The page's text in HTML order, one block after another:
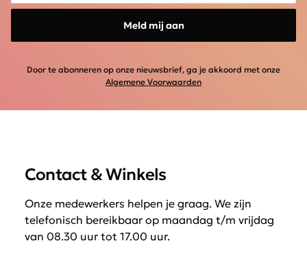
Meld mij aan
Door te abonneren op onze nieuwsbrief, ga je akkoord met onze
Algemene Voorwaarden
Contact & Winkels
Onze medewerkers helpen je graag. We zijn
telefonisch bereikbaar op maandag t/m vrijdag
van 08.30 uur tot 17.00 uur.